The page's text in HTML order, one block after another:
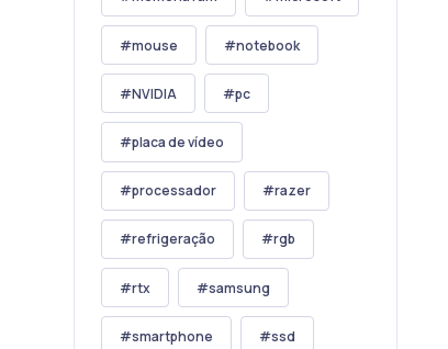
mouse notebook
NVIDIA pc
placa de vídeo
processador razer
refrigeração rgb
rtx samsung
smartphone ssd